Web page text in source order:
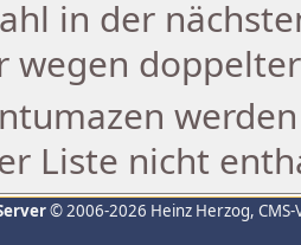
in der
wegen
Liste nicht
© 2006-2026 Heinz Herzog,